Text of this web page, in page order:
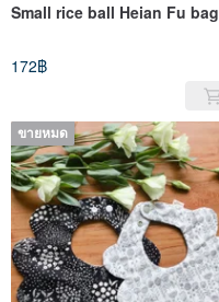
Small rice ball Heian Fu bag
172฿
ขายหมด